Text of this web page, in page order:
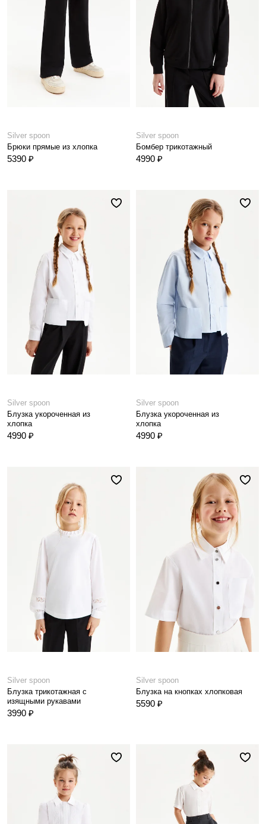
Silver spoon
Брюки прямые из хлопка
5390 ₽
Silver spoon
Бомбер трикотажный
4990 ₽
Silver spoon
Блузка укороченная из
хлопка
4990 ₽
Silver spoon
Блузка укороченная из
хлопка
4990 ₽
Silver spoon
Блузка трикотажная с
изящными рукавами
3990 ₽
Silver spoon
Блузка на кнопках хлопковая
5590 ₽